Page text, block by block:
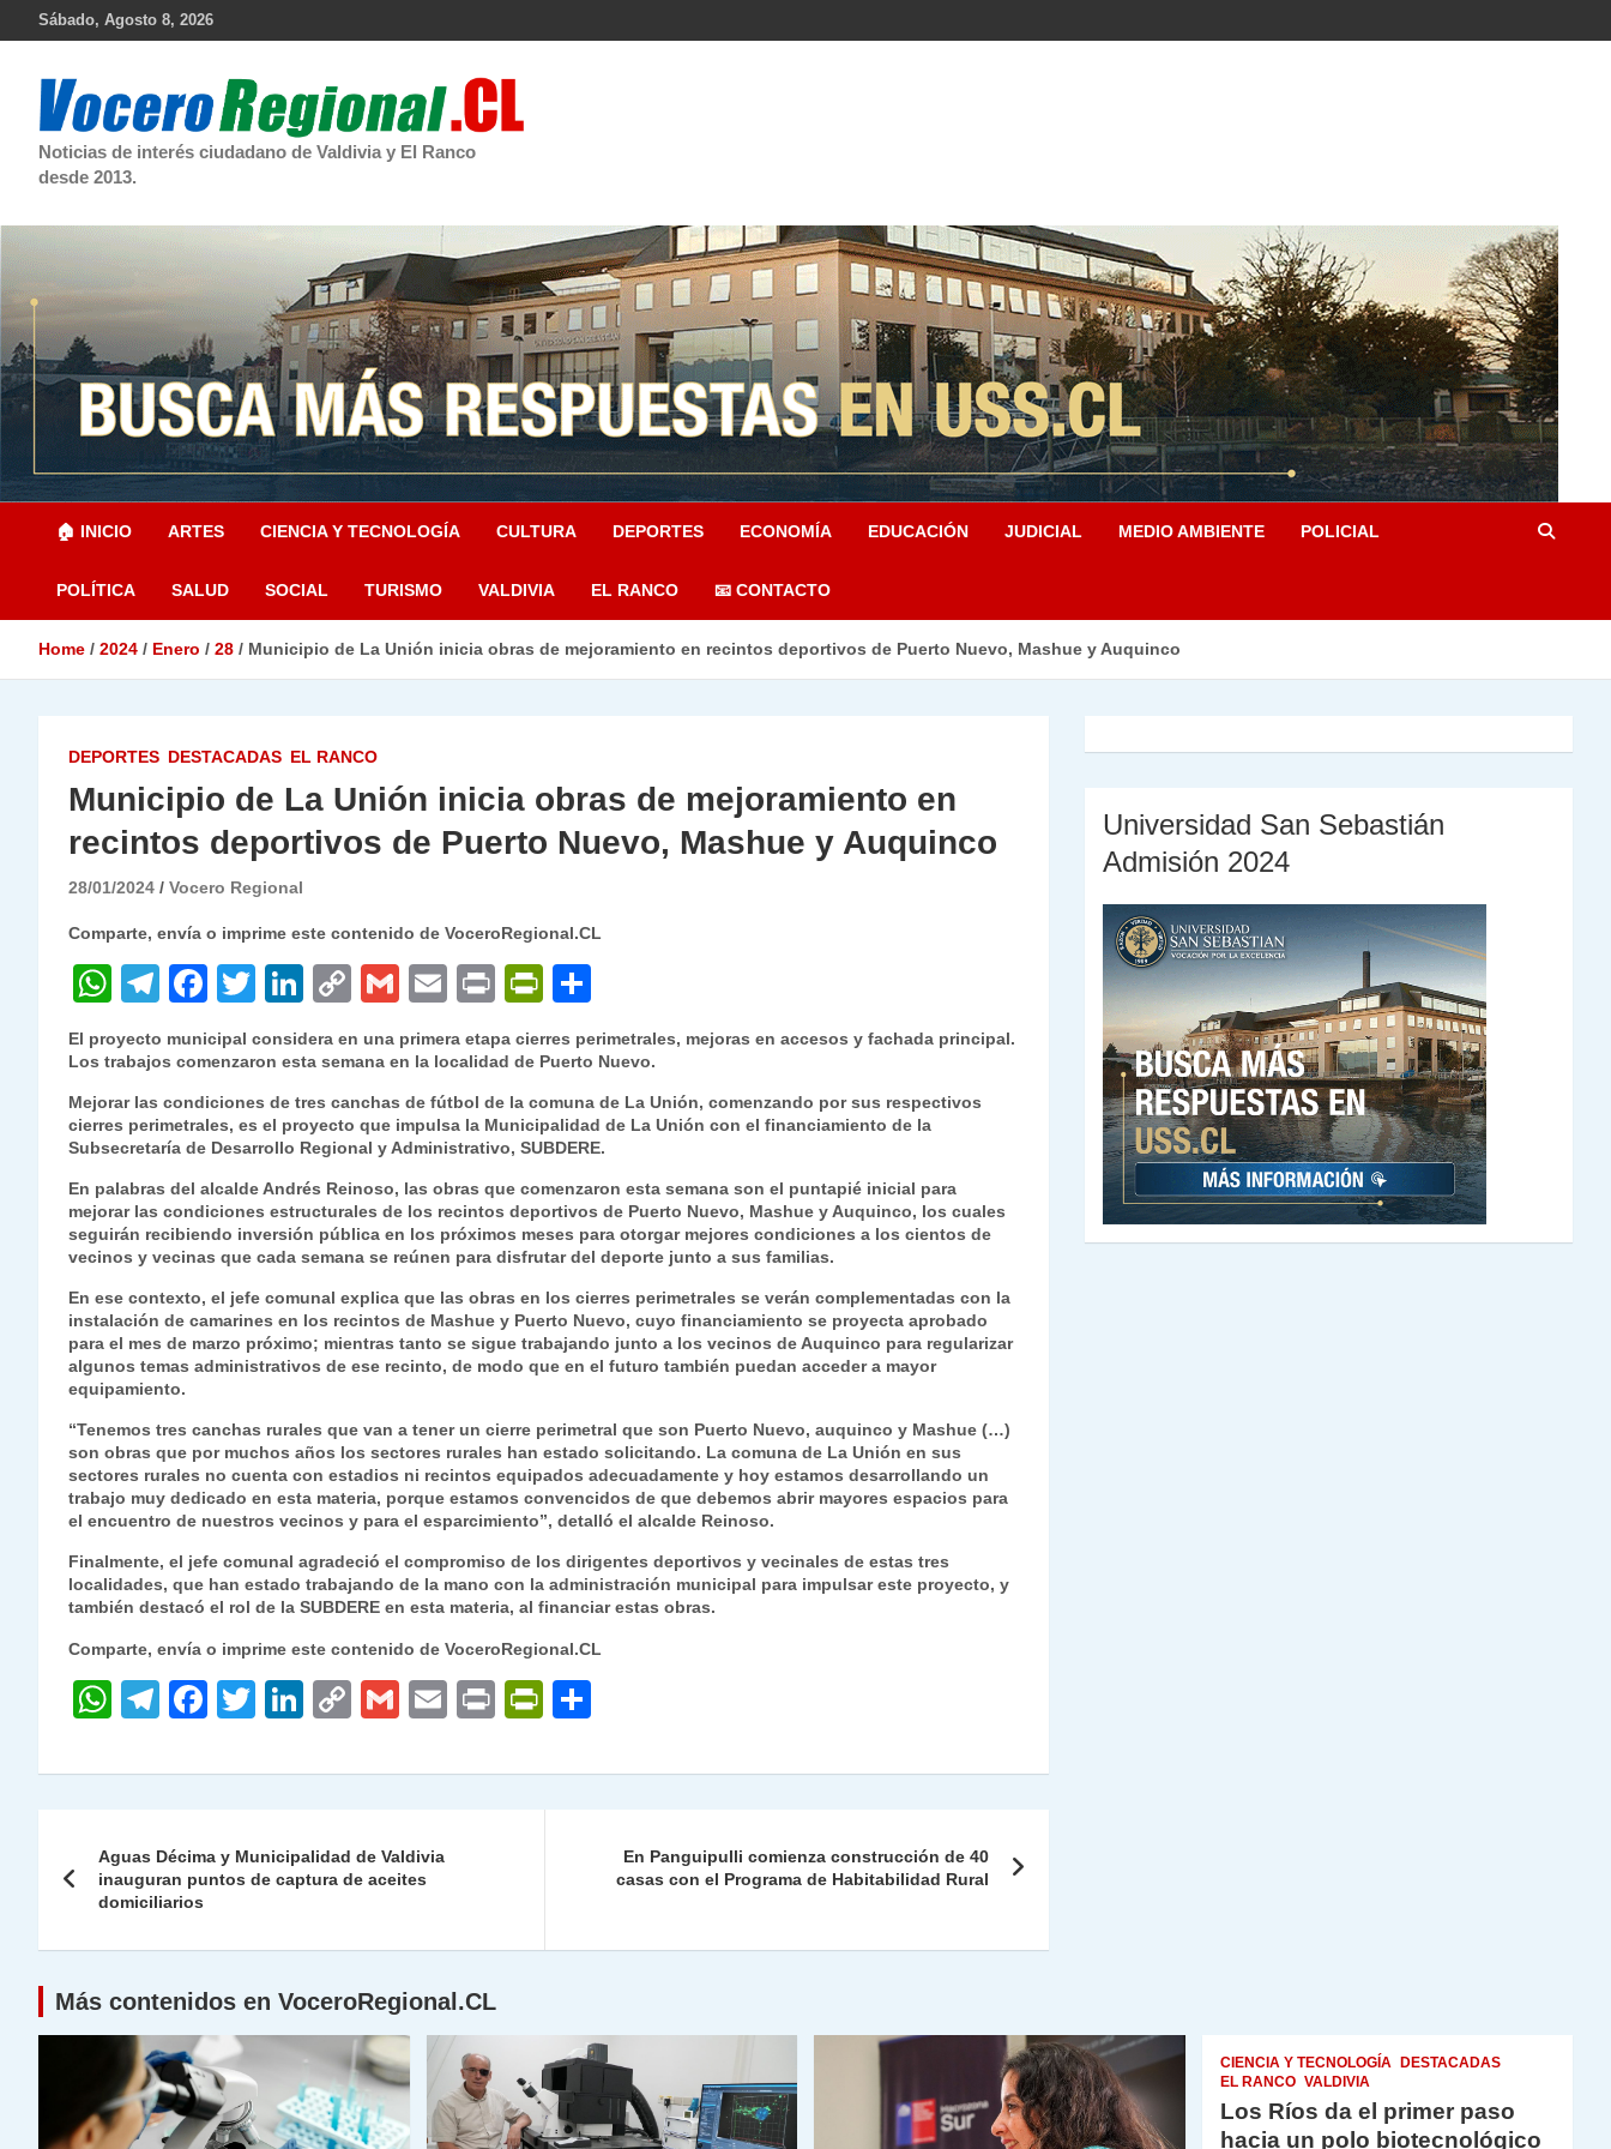
Sábado, Agosto 8, 2026
Noticias de interés ciudadano de Valdivia y El Ranco
desde 2013.
🏠 INICIO ARTES CIENCIA Y TECNOLOGÍA CULTURA DEPORTES ECONOMÍA EDUCACIÓN JUDICIAL MEDIO AMBIENTE POLICIAL
POLÍTICA SALUD SOCIAL TURISMO VALDIVIA EL RANCO 📧 CONTACTO
Home 2024 Enero 28 Municipio de La Unión inicia obras de mejoramiento en recintos deportivos de Puerto Nuevo, Mashue y Auquinco
DEPORTES DESTACADAS EL RANCO
Municipio de La Unión inicia obras de mejoramiento en
recintos deportivos de Puerto Nuevo, Mashue y Auquinco
28/01/2024 Vocero Regional
Comparte, envía o imprime este contenido de VoceroRegional.CL
W
at
s
A
p
p
T
e
gr
a
m
F
a
c
e
b
o
o
k
T
itt
er
Li
n
k
e
dI
n
C
p
y
Li
n
k
G
m
ai
l
E
m
ai
l
P
nt
P
nt
Fr
ie
n
dl
y
o
m
p
ar
tir
El proyecto municipal considera en una primera etapa cierres perimetrales, mejoras en accesos y fachada principal.
Los trabajos comenzaron esta semana en la localidad de Puerto Nuevo.
Mejorar las condiciones de tres canchas de fútbol de la comuna de La Unión, comenzando por sus respectivos
cierres perimetrales, es el proyecto que impulsa la Municipalidad de La Unión con el financiamiento de la
Subsecretaría de Desarrollo Regional y Administrativo, SUBDERE.
En palabras del alcalde Andrés Reinoso, las obras que comenzaron esta semana son el puntapié inicial para
mejorar las condiciones estructurales de los recintos deportivos de Puerto Nuevo, Mashue y Auquinco, los cuales
seguirán recibiendo inversión pública en los próximos meses para otorgar mejores condiciones a los cientos de
vecinos y vecinas que cada semana se reúnen para disfrutar del deporte junto a sus familias.
En ese contexto, el jefe comunal explica que las obras en los cierres perimetrales se verán complementadas con la
instalación de camarines en los recintos de Mashue y Puerto Nuevo, cuyo financiamiento se proyecta aprobado
para el mes de marzo próximo; mientras tanto se sigue trabajando junto a los vecinos de Auquinco para regularizar
algunos temas administrativos de ese recinto, de modo que en el futuro también puedan acceder a mayor
equipamiento.
“Tenemos tres canchas rurales que van a tener un cierre perimetral que son Puerto Nuevo, auquinco y Mashue (…)
son obras que por muchos años los sectores rurales han estado solicitando. La comuna de La Unión en sus
sectores rurales no cuenta con estadios ni recintos equipados adecuadamente y hoy estamos desarrollando un
trabajo muy dedicado en esta materia, porque estamos convencidos de que debemos abrir mayores espacios para
el encuentro de nuestros vecinos y para el esparcimiento”, detalló el alcalde Reinoso.
Finalmente, el jefe comunal agradeció el compromiso de los dirigentes deportivos y vecinales de estas tres
localidades, que han estado trabajando de la mano con la administración municipal para impulsar este proyecto, y
también destacó el rol de la SUBDERE en esta materia, al financiar estas obras.
Comparte, envía o imprime este contenido de VoceroRegional.CL
W
at
A
p
T
e
a
m
F
c
b
o
T
itt
Li
k
dI
n
C
p
Li
n
G
ai
E
ai
P
nt
P
nt m
ar
tir
de
Aguas Décima y Municipalidad de Valdivia
inauguran puntos de captura de aceites
domiciliarios
En Panguipulli comienza construcción de 40
casas con el Programa de Habitabilidad Rural
Universidad San Sebastián
Admisión 2024
Más contenidos en VoceroRegional.CL
CIENCIA Y TECNOLOGÍA
DESTACADAS
EL RANCO VALDIVIA
Los Ríos da el primer paso
hacia un polo biotecnológico